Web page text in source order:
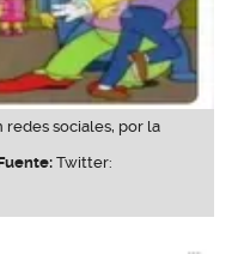
sociales, por la
Twitter: